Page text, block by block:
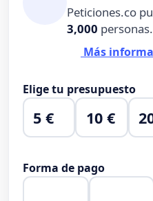
Peticiones.co
3,000 personas.
Más
Elige tu presupuesto
5 € 10 €
Forma de pago